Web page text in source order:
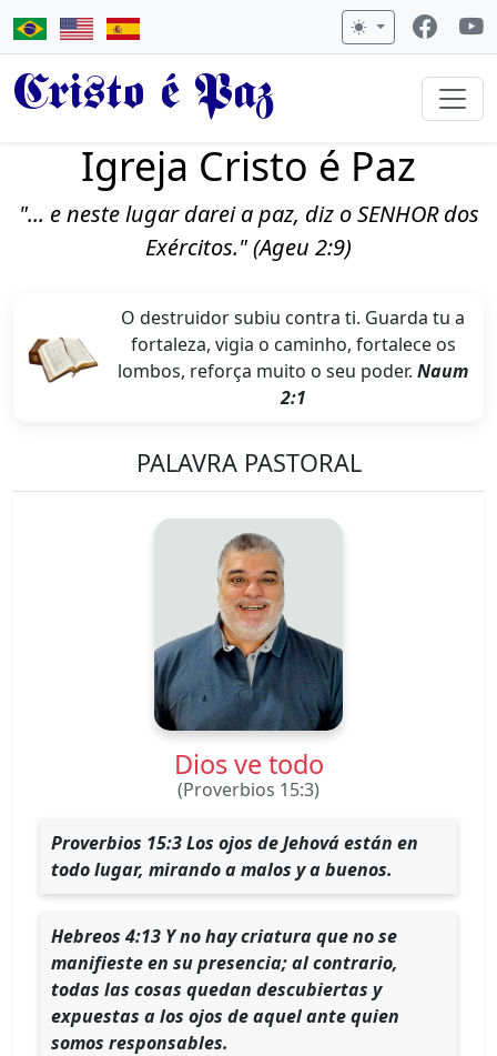
Cristo é Paz
Igreja Cristo é Paz
"... e neste lugar darei a paz, diz o SENHOR dos
Exércitos." (Ageu 2:9)
O destruidor subiu contra ti. Guarda tu a
fortaleza, vigia o caminho, fortalece os
lombos, reforça muito o seu poder. Naum
2:1
PALAVRA PASTORAL
Dios ve todo
(Proverbios 15:3)
Proverbios 15:3 Los ojos de Jehová están en
todo lugar, mirando a malos y a buenos.
Hebreos 4:13 Y no hay criatura que no se
manifieste en su presencia; al contrario,
todas las cosas quedan descubiertas y
expuestas a los ojos de aquel ante quien
somos responsables.